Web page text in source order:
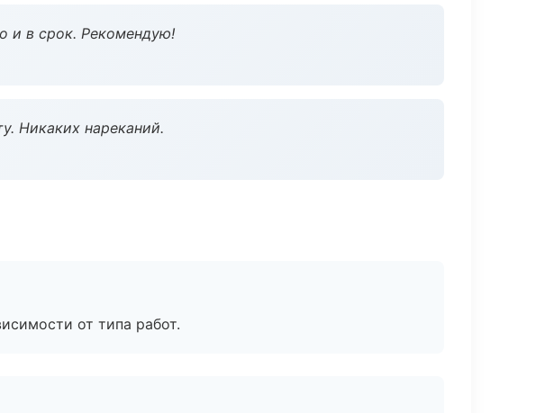
и в срок. Рекомендую!
Никаких нареканий.
от типа работ.